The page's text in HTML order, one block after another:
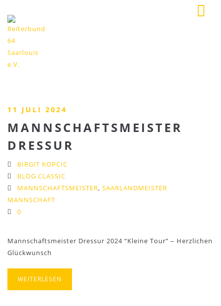
11 JULI 2024
MANNSCHAFTSMEISTER
DRESSUR
BIRGIT KOPCIC
BLOG CLASSIC
MANNSCHAFTSMEISTER, SAARLANDMEISTER
MANNSCHAFT
0
Mannschaftsmeister Dressur 2024 “Kleine Tour” – Herzlichen
Glückwunsch
WEITERLESEN